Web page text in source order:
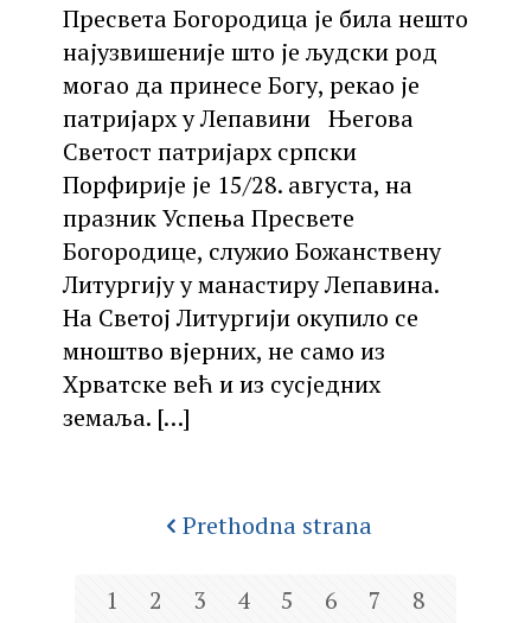
Пресвета Богородица је била нешто
најузвишеније што је људски род
могао да принесе Богу, рекао је
патријарх у Лепавини Његова
Светост патријарх српски
Порфирије је 15/28. августа, на
празник Успења Пресвете
Богородице, служио Божанствену
Литургију у манастиру Лепавина.
На Светој Литургији окупило се
мноштво вјерних, не само из
Хрватске већ и из сусједних
земаља. […]
Prethodna strana
1 2 3 4 5 6 7
8